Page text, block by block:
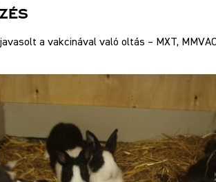
a vakcinával való oltás – MXT,